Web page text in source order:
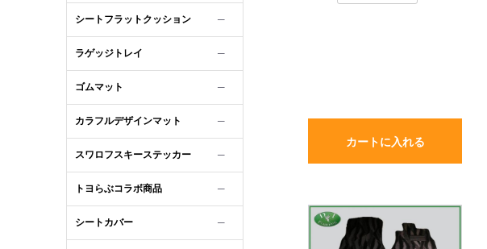
シートフラットクッション ─
ラゲッジトレイ ─
ゴムマット ─
カラフルデザインマット ─
スワロフスキーステッカー ─
トヨらぶコラボ商品 ─
シートカバー ─
カートに入れる